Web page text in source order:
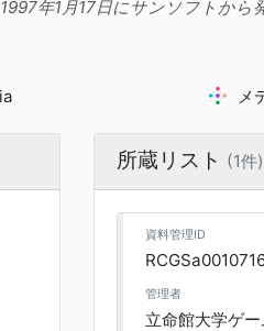
年1月17日にサンソフトから
メ
所蔵リスト (1件)
資料管理ID
管理者
立命館大学ゲ